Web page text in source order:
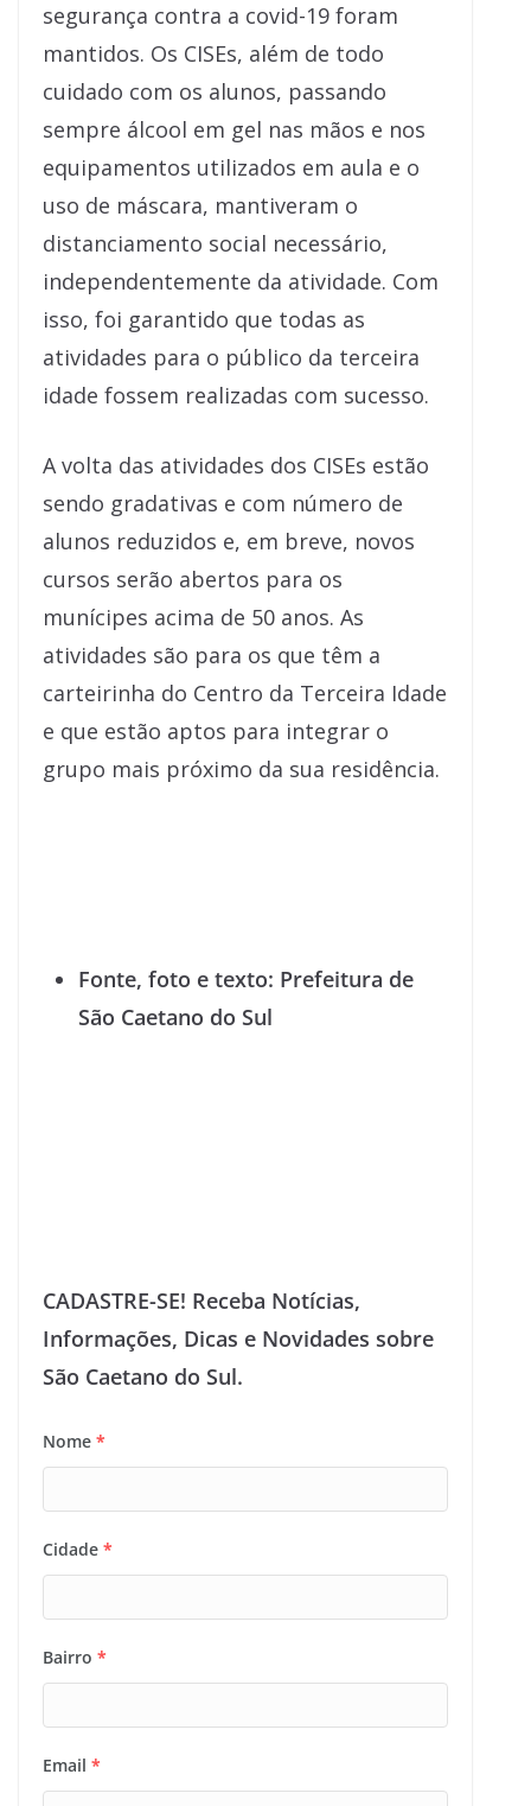
segurança contra a covid-19 foram
mantidos. Os CISEs, além de todo
cuidado com os alunos, passando
sempre álcool em gel nas mãos e nos
equipamentos utilizados em aula e o
uso de máscara, mantiveram o
distanciamento social necessário,
independentemente da atividade. Com
isso, foi garantido que todas as
atividades para o público da terceira
idade fossem realizadas com sucesso.
A volta das atividades dos CISEs estão
sendo gradativas e com número de
alunos reduzidos e, em breve, novos
cursos serão abertos para os
munícipes acima de 50 anos. As
atividades são para os que têm a
carteirinha do Centro da Terceira Idade
e que estão aptos para integrar o
grupo mais próximo da sua residência.
Fonte, foto e texto: Prefeitura de
São Caetano do Sul
CADASTRE-SE! Receba Notícias,
Informações, Dicas e Novidades sobre
São Caetano do Sul.
Nome *
Cidade *
Bairro *
Email *